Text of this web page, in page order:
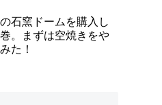
石窯ドームを購入し
。まずは空焼きをや
た！